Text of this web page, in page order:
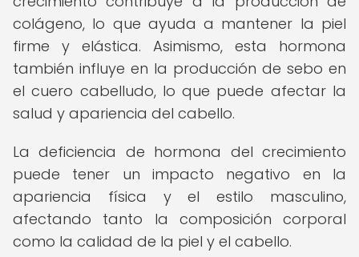
colágeno, lo que ayuda a mantener la piel
firme y elástica. Asimismo, esta hormona
también influye en la producción de sebo en
el cuero cabelludo, lo que puede afectar la
salud y apariencia del cabello.
La deficiencia de hormona del crecimiento
puede tener un impacto negativo en la
apariencia física y el estilo masculino,
afectando tanto la composición corporal
como la calidad de la piel y el cabello.